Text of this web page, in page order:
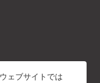
ェブサイトでは